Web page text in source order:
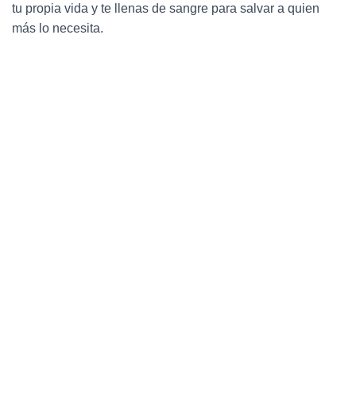
tu propia vida y te llenas de sangre para salvar a quien
más lo necesita.